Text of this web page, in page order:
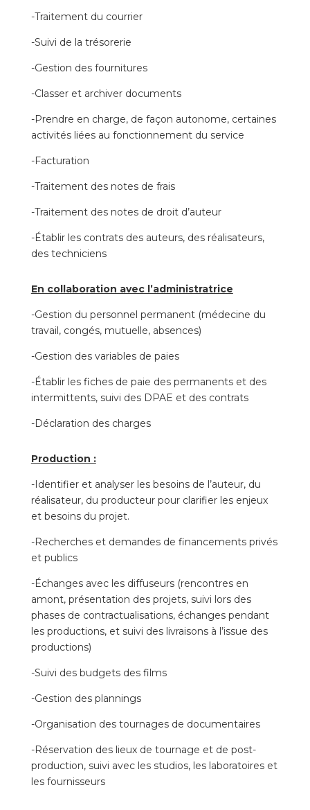
-Traitement du courrier
-Suivi de la trésorerie
-Gestion des fournitures
-Classer et archiver documents
-Prendre en charge, de façon autonome, certaines
activités liées au fonctionnement du service
-Facturation
-Traitement des notes de frais
-Traitement des notes de droit d’auteur
-Établir les contrats des auteurs, des réalisateurs,
des techniciens
En collaboration avec l’administratrice
-Gestion du personnel permanent (médecine du
travail, congés, mutuelle, absences)
-Gestion des variables de paies
-Établir les fiches de paie des permanents et des
intermittents, suivi des DPAE et des contrats
-Déclaration des charges
Production :
-Identifier et analyser les besoins de l’auteur, du
réalisateur, du producteur pour clarifier les enjeux
et besoins du projet.
-Recherches et demandes de financements privés
et publics
-Échanges avec les diffuseurs (rencontres en
amont, présentation des projets, suivi lors des
phases de contractualisations, échanges pendant
les productions, et suivi des livraisons à l’issue des
productions)
-Suivi des budgets des films
-Gestion des plannings
-Organisation des tournages de documentaires
-Réservation des lieux de tournage et de post-
production, suivi avec les studios, les laboratoires et
les fournisseurs